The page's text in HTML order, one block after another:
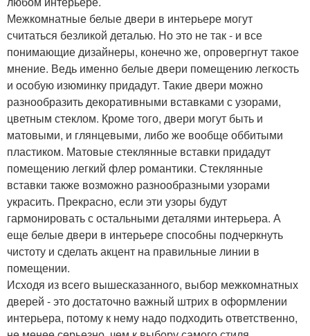
Межкомнатные белые двери в интерьере могут
считаться безликой деталью. Но это не так - и все
понимающие дизайнеры, конечно же, опровергнут такое
мнение. Ведь именно белые двери помещению легкость
и особую изюминку придадут. Такие двери можно
разнообразить декоративными вставками с узорами,
цветным стеклом. Кроме того, двери могут быть и
матовыми, и глянцевыми, либо же вообще оббитыми
пластиком. Матовые стеклянные вставки придадут
помещению легкий флер романтики. Стеклянные
вставки также возможно разнообразными узорами
украсить. Прекрасно, если эти узоры будут
гармонировать с остальными деталями интерьера. А
еще белые двери в интерьере способны подчеркнуть
чистоту и сделать акцент на правильные линии в
помещении.
Исходя из всего вышесказанного, выбор межкомнатных
дверей - это достаточно важный штрих в оформлении
интерьера, потому к нему надо подходить ответственно,